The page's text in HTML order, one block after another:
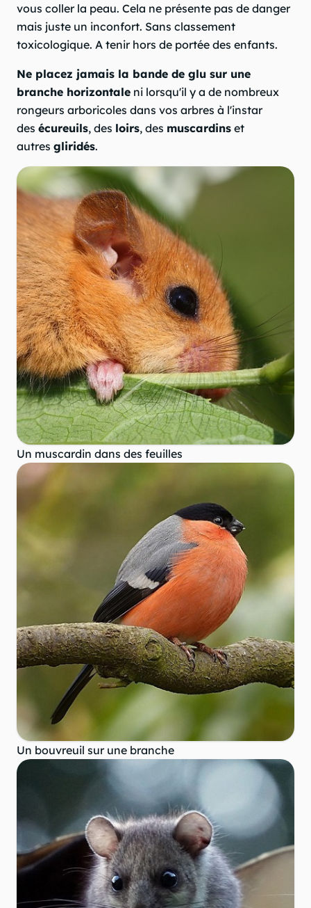
vous coller la peau. Cela ne présente pas de danger
mais juste un inconfort. Sans classement
toxicologique. A tenir hors de portée des enfants.
Ne placez jamais la bande de glu sur une
branche horizontale ni lorsqu'il y a de nombreux
rongeurs arboricoles dans vos arbres à l'instar
des écureuils, des loirs, des muscardins et
autres gliridés.
Un muscardin dans des feuilles
Un bouvreuil sur une branche